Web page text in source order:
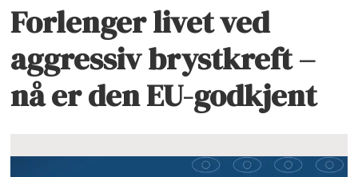
Forlenger livet ved
aggressiv brystkreft –
nå er den EU-godkjent